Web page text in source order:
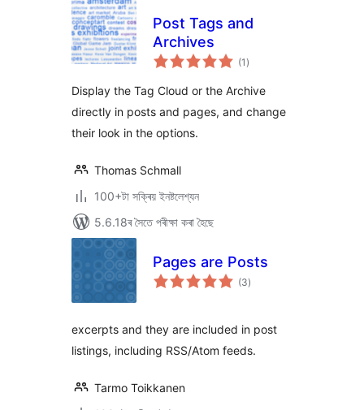
Post Tags and
Archives
(1 টা
মুঠ)
Display the Tag Cloud or the Archive
directly in posts and pages, and change
their look in the options.
Thomas Schmall
100+টা সক্ৰিয় ইনষ্টলেশ্যন
5.6.18ৰ সৈতে পৰীক্ষা কৰা হৈছে
Pages are Posts
(3টা
মুঠ)
excerpts and they are included in post
listings, including RSS/Atom feeds.
Tarmo Toikkanen